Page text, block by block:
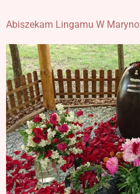
Abiszekam Lingamu W Maryno